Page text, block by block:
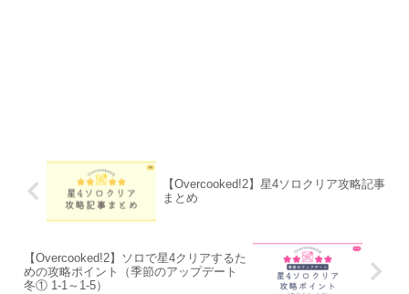
【Overcooked!2】星4ソロクリア攻略記事
まとめ
【Overcooked!2】ソロで星4クリアするた
めの攻略ポイント（季節のアップデート
冬① 1-1～1-5）